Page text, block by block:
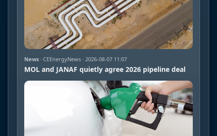
News · CEEnergyNews · 2026-08-07 11:07
MOL and JANAF quietly agree 2026 pipeline deal